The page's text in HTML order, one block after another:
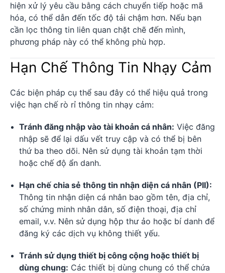
hiện xử lý yêu cầu bằng cách chuyển tiếp hoặc mã
hóa, có thể dẫn đến tốc độ tải chậm hơn. Nếu bạn
cần lọc thông tin liên quan chặt chẽ đến mình,
phương pháp này có thể không phù hợp.
Hạn Chế Thông Tin Nhạy Cảm
Các biện pháp cụ thể sau đây có thể hiệu quả trong
việc hạn chế rò rỉ thông tin nhạy cảm:
Tránh đăng nhập vào tài khoản cá nhân: Việc đăng
nhập sẽ để lại dấu vết truy cập và có thể bị bên
thứ ba theo dõi. Nên sử dụng tài khoản tạm thời
hoặc chế độ ẩn danh.
Hạn chế chia sẻ thông tin nhận diện cá nhân (PII):
Thông tin nhận diện cá nhân bao gồm tên, địa chỉ,
số chứng minh nhân dân, số điện thoại, địa chỉ
email, v.v. Nên sử dụng hộp thư ảo hoặc bí danh để
đăng ký các dịch vụ không thiết yếu.
Tránh sử dụng thiết bị công cộng hoặc thiết bị
dùng chung: Các thiết bị dùng chung có thể chứa